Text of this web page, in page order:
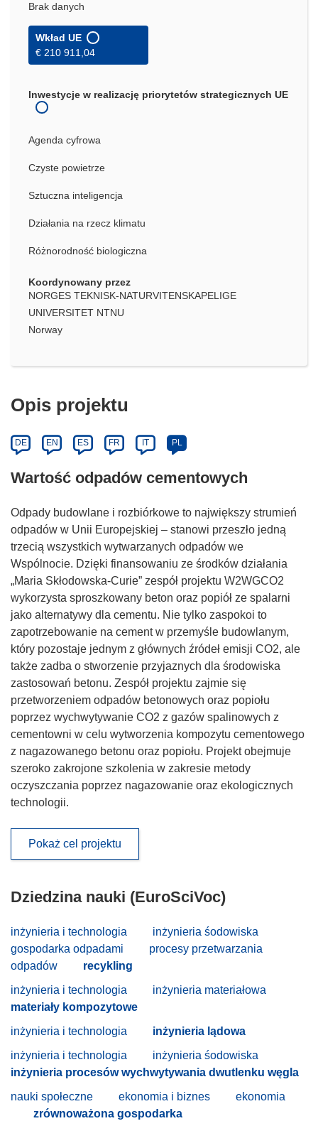
Brak danych
Wkład UE
€ 210 911,04
Inwestycje w realizację priorytetów strategicznych UE
Agenda cyfrowa
Czyste powietrze
Sztuczna inteligencja
Działania na rzecz klimatu
Różnorodność biologiczna
Koordynowany przez
NORGES TEKNISK-NATURVITENSKAPELIGE
UNIVERSITET NTNU
Norway
Opis projektu
DE EN ES FR IT PL
Wartość odpadów cementowych
Odpady budowlane i rozbiórkowe to największy strumień
odpadów w Unii Europejskiej – stanowi przeszło jedną
trzecią wszystkich wytwarzanych odpadów we
Wspólnocie. Dzięki finansowaniu ze środków działania
„Maria Skłodowska-Curie” zespół projektu W2WGCO2
wykorzysta sproszkowany beton oraz popiół ze spalarni
jako alternatywy dla cementu. Nie tylko zaspokoi to
zapotrzebowanie na cement w przemyśle budowlanym,
który pozostaje jednym z głównych źródeł emisji CO2, ale
także zadba o stworzenie przyjaznych dla środowiska
zastosowań betonu. Zespół projektu zajmie się
przetworzeniem odpadów betonowych oraz popiołu
poprzez wychwytywanie CO2 z gazów spalinowych z
cementowni w celu wytworzenia kompozytu cementowego
z nagazowanego betonu oraz popiołu. Projekt obejmuje
szeroko zakrojone szkolenia w zakresie metody
oczyszczania poprzez nagazowanie oraz ekologicznych
technologii.
Pokaż cel projektu
Dziedzina nauki (EuroSciVoc)
inżynieria i technologia
inżynieria śodowiska
gospodarka odpadami
procesy przetwarzania
odpadów
recykling
inżynieria i technologia
inżynieria materiałowa
materiały kompozytowe
inżynieria i technologia
inżynieria lądowa
inżynieria i technologia
inżynieria śodowiska
inżynieria procesów wychwytywania dwutlenku węgla
nauki społeczne
ekonomia i biznes
ekonomia
zrównoważona gospodarka